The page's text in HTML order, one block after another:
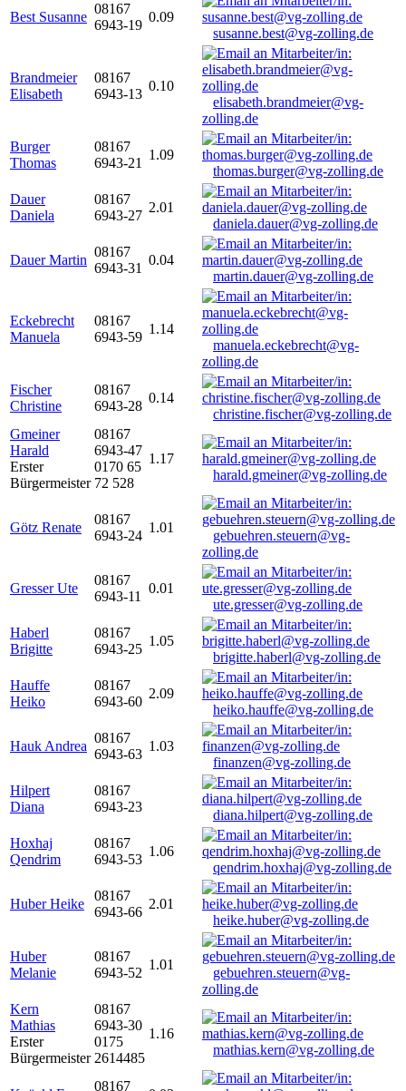
Best Susanne
08167
6943-19
0.09
susanne.best@vg-zolling.de
Brandmeier
Elisabeth
08167
6943-13
0.10
elisabeth.brandmeier@vg-
zolling.de
Burger
Thomas
08167
6943-21
1.09
thomas.burger@vg-zolling.de
Dauer
Daniela
08167
6943-27
2.01
daniela.dauer@vg-zolling.de
Dauer Martin
08167
6943-31
0.04
martin.dauer@vg-zolling.de
Eckebrecht
Manuela
08167
6943-59
1.14
manuela.eckebrecht@vg-
zolling.de
Fischer
Christine
08167
6943-28
0.14
christine.fischer@vg-zolling.de
Gmeiner
Harald
Erster
Bürgermeister
08167
6943-47
0170 65
72 528
1.17
harald.gmeiner@vg-zolling.de
Götz Renate
08167
6943-24
1.01
gebuehren.steuern@vg-
zolling.de
Gresser Ute
08167
6943-11
0.01
ute.gresser@vg-zolling.de
Haberl
Brigitte
08167
6943-25
1.05
brigitte.haberl@vg-zolling.de
Hauffe
Heiko
08167
6943-60
2.09
heiko.hauffe@vg-zolling.de
Hauk Andrea
08167
6943-63
1.03
finanzen@vg-zolling.de
Hilpert
Diana
08167
6943-23
diana.hilpert@vg-zolling.de
Hoxhaj
Qendrim
08167
6943-53
1.06
qendrim.hoxhaj@vg-zolling.de
Huber Heike
08167
6943-66
2.01
heike.huber@vg-zolling.de
Huber
Melanie
08167
6943-52
1.01
gebuehren.steuern@vg-
zolling.de
Kern
Mathias
Erster
Bürgermeister
08167
6943-30
0175
2614485
1.16
mathias.kern@vg-zolling.de
08167